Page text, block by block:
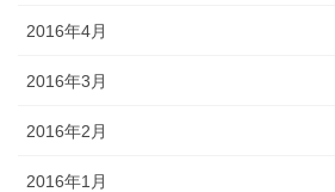
2016年4月
2016年3月
2016年2月
2016年1月